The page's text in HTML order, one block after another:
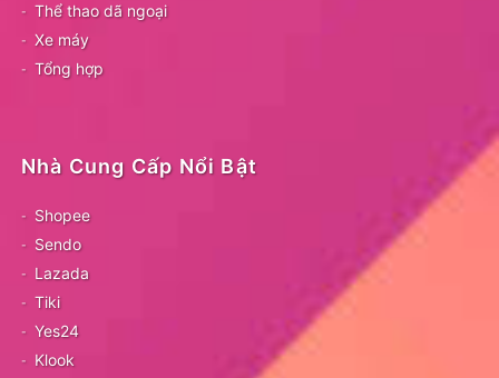
Thể thao dã ngoại
Xe máy
Tổng hợp
Nhà Cung Cấp Nổi Bật
Shopee
Sendo
Lazada
Tiki
Yes24
Klook